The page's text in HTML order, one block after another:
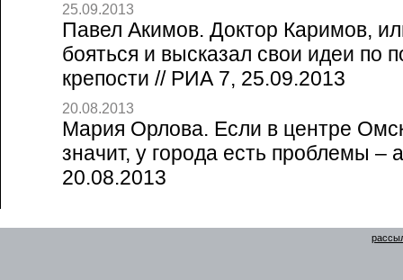
25.09.2013
Павел Акимов. Доктор Каримов,
бояться и высказал свои идеи по
крепости // РИА 7, 25.09.2013
20.08.2013
Мария Орлова. Если в центре
значит, у города есть проблемы –
20.08.2013